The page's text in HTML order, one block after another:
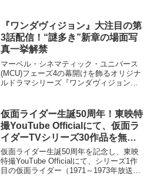
そ真のセンターにふさわしい』と突如現
れたゼンカイレッド（伊...
『ワンダヴィジョン』大注目の第
3話配信！“謎多き”新章の場面写
真一挙解禁
マーベル・シネマティック・ユニバース
(MCU)フェーズ4の幕開けを飾るオリジナ
ルドラマシリーズ『ワンダヴィジョン』
が一挙解禁された。初回で1話と2話が同
時配信となった...
仮面ライダー生誕50周年！東映特
撮YouTube Officialにて、仮面ラ
イダーTVシリーズ30作品を無料
配信
仮面ライダー生誕50周年を記念し、東映
特撮YouTube Officialにて、シリーズ1作
目の仮面ライダー（1971～1973年放送）